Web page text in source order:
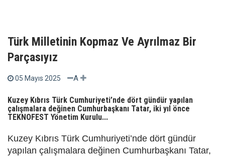
Türk Milletinin Kopmaz Ve Ayrılmaz Bir
Parçasıyız
05 Mayıs 2025 A
Kuzey Kıbrıs Türk Cumhuriyeti’nde dört gündür yapılan
çalışmalara değinen Cumhurbaşkanı Tatar, iki yıl önce
TEKNOFEST Yönetim Kurulu...
Kuzey Kıbrıs Türk Cumhuriyeti’nde dört gündür
yapılan çalışmalara değinen Cumhurbaşkanı Tatar,